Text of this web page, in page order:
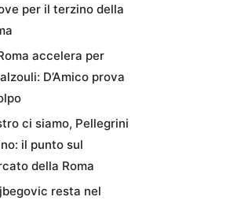
per il terzino della
accelera per
D’Amico prova
ci siamo, Pellegrini
il punto sul
della Roma
resta nel